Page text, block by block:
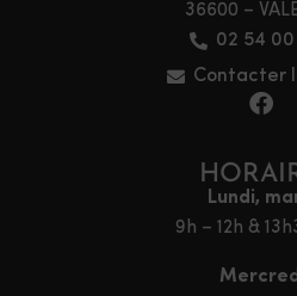
36600 –
02 54 00
Contacter
Lundi,
9h – 12h &